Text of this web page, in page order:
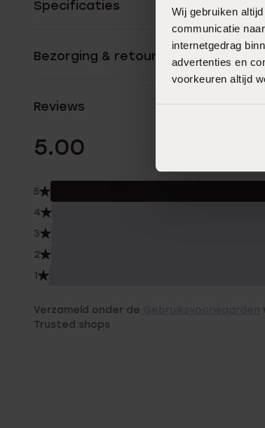
Wij gebruiken
communicatie
internetgedrag
advertenties en
voorkeuren altijd
Specificaties
Bezorging & retourneren
Reviews
5.00
5
4
3
2
1
Verzameld onder de
Trusted shops